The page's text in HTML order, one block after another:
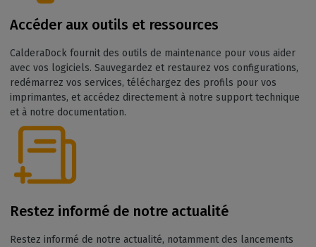
Accéder aux outils et ressources
CalderaDock fournit des outils de maintenance pour vous aider
avec vos logiciels. Sauvegardez et restaurez vos configurations,
redémarrez vos services, téléchargez des profils pour vos
imprimantes, et accédez directement à notre support technique
et à notre documentation.
Restez informé de notre actualité
Restez informé de notre actualité, notamment des lancements